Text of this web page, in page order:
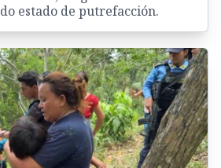
estado de putrefacción.